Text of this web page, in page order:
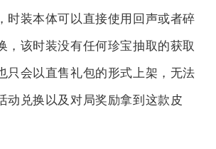
时装本体可以直接使用回声或者碎
，该时装没有任何珍宝抽取的获取
只会以直售礼包的形式上架，无法
动兑换以及对局奖励拿到这款皮